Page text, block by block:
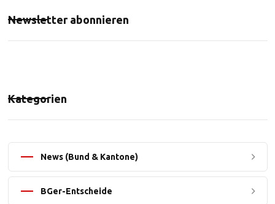
Newsletter abonnieren
Kategorien
News (Bund & Kantone)
BGer-Entscheide